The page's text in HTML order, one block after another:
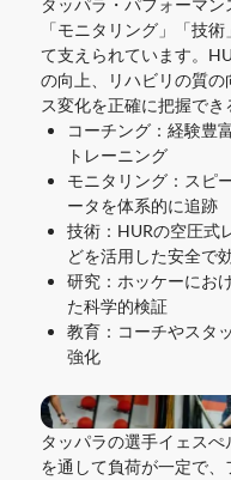
「モニタリング」「技
て支えられています。
の向上、リハビリの質
ス変化を正確に把握でき
コーチング：経験豊
トレーニング
モニタリング：スピ
ータを体系的に追跡
技術：HURの空圧式
どを活用した安全で
研究：ホッケーにお
た科学的検証
教育：コーチやスタ
強化
タッパラの選手イェス
を通して負荷が一定で